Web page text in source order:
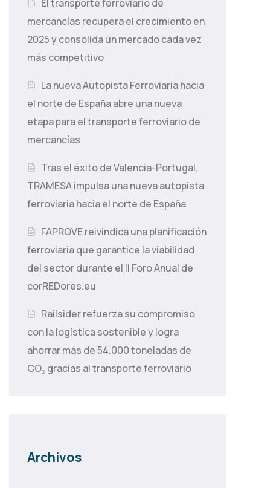
El transporte ferroviario de
mercancías recupera el crecimiento en
2025 y consolida un mercado cada vez
más competitivo
La nueva Autopista Ferroviaria hacia
el norte de España abre una nueva
etapa para el transporte ferroviario de
mercancías
Tras el éxito de Valencia-Portugal,
TRAMESA impulsa una nueva autopista
ferroviaria hacia el norte de España
FAPROVE reivindica una planificación
ferroviaria que garantice la viabilidad
del sector durante el II Foro Anual de
corREDores.eu
Railsider refuerza su compromiso
con la logística sostenible y logra
ahorrar más de 54.000 toneladas de
CO₂ gracias al transporte ferroviario
Archivos